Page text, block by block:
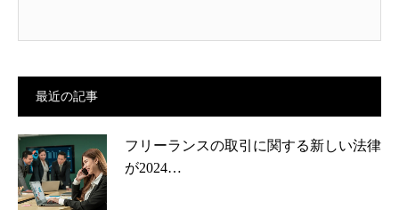
最近の記事
フリーランスの取引に関する新しい法律
が2024…